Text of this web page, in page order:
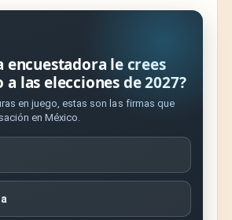
encuestadora le crees
las elecciones de 2027?
en juego, estas son las firmas que
en México.